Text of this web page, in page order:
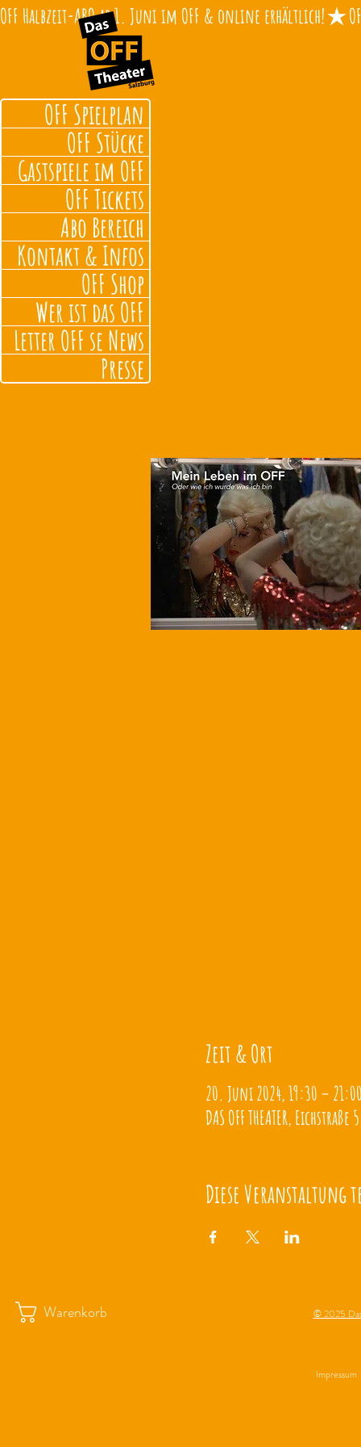
OFF Halbzeit-ABO ab 1. Juni im OFF & online erhältlich!
Zeit & Ort
20. Juni 2024, 19:30 –
DAS OFF THEATER,
Diese Veranstaltung
OFF Spielplan
OFF Stücke
Gastspiele im OFF
OFF Tickets
Abo Bereich
Kontakt & Infos
OFF Shop
Wer ist das OFF
Letter OFF se News
Presse
Warenkorb © 2025
Impressum